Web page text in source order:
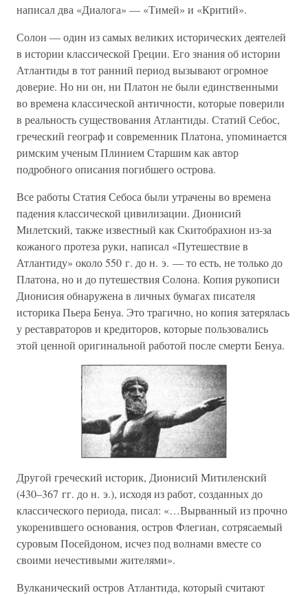
написал два «Диалога» — «Тимей» и «Критий».
Солон — один из самых великих исторических деятелей
в истории классической Греции. Его знания об истории
Атлантиды в тот ранний период вызывают огромное
доверие. Но ни он, ни Платон не были единственными
во времена классической античности, которые поверили
в реальность существования Атлантиды. Статий Себос,
греческий географ и современник Платона, упоминается
римским ученым Плинием Старшим как автор
подробного описания погибшего острова.
Все работы Статия Себоса были утрачены во времена
падения классической цивилизации. Дионисий
Милетский, также известный как Скитобрахион из-за
кожаного протеза руки, написал «Путешествие в
Атлантиду» около 550 г. до н. э. — то есть, не только до
Платона, но и до путешествия Солона. Копия рукописи
Дионисия обнаружена в личных бумагах писателя
историка Пьера Бенуа. Это трагично, но копия затерялась
у реставраторов и кредиторов, которые пользовались
этой ценной оригинальной работой после смерти Бенуа.
Другой греческий историк, Дионисий Митиленский
(430–367 гг. до н. э.), исходя из работ, созданных до
классического периода, писал: «…Вырванный из прочно
укоренившего основания, остров Флегиан, сотрясаемый
суровым Посейдоном, исчез под волнами вместе со
своими нечестивыми жителями».
Вулканический остров Атлантида, который считают